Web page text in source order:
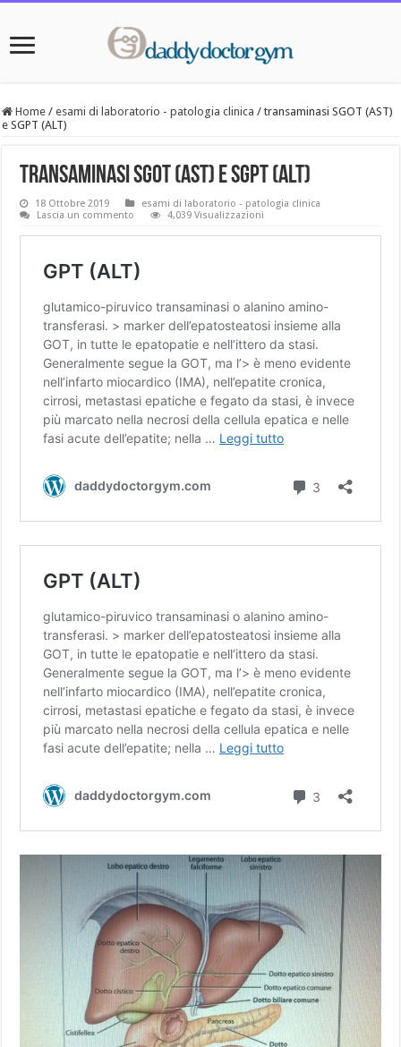
Home / esami di laboratorio - patologia clinica / transaminasi SGOT (AST)
e SGPT (ALT)
transaminasi SGOT (AST) e SGPT (ALT)
18 Ottobre 2019
esami di laboratorio - patologia clinica
Lascia un commento
4,039 Visualizzazioni